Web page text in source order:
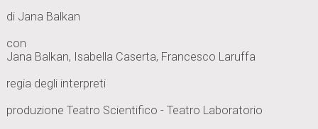
di Jana Balkan
con
Jana Balkan, Isabella Caserta, Francesco Laruffa
regia degli interpreti
produzione Teatro Scientifico - Teatro Laboratorio